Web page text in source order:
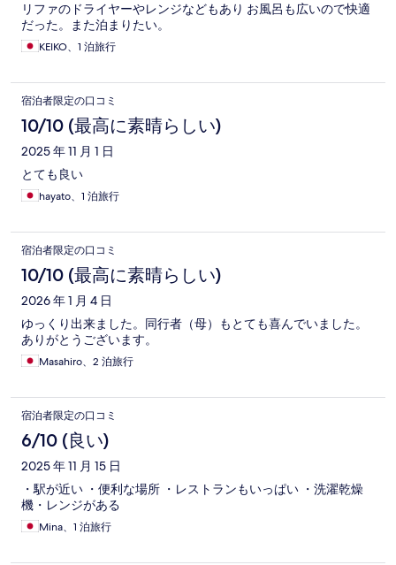
リファのドライヤーやレンジなどもあり お風呂も広いので快適
だった。また泊まりたい。
KEIKO、1 泊旅行
宿泊者限定の口コミ
10/10 (最高に素晴らしい)
2025 年 11 月 1 日
とても良い
hayato、1 泊旅行
宿泊者限定の口コミ
10/10 (最高に素晴らしい)
2026 年 1 月 4 日
ゆっくり出来ました。同行者（母）もとても喜んでいました。
ありがとうございます。
Masahiro、2 泊旅行
宿泊者限定の口コミ
6/10 (良い)
2025 年 11 月 15 日
・駅が近い ・便利な場所 ・レストランもいっぱい ・洗濯乾燥
機・レンジがある
Mina、1 泊旅行